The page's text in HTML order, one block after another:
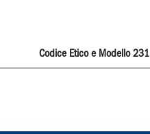
Codice Etico e Modello 231